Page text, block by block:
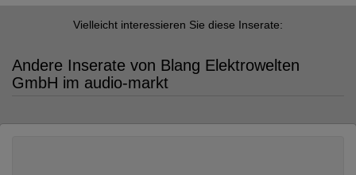
Vielleicht interessieren Sie diese Inserate:
Andere Inserate von Blang Elektrowelten
GmbH im audio-markt